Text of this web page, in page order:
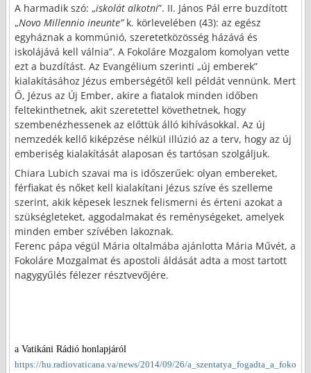
A harmadik szó: „iskolát alkotni”. II. János Pál erre buzdított
„Novo Millennio ineunte”k. körlevelében (43): az egész
egyháznak a kommúnió, szeretetközösség házává és
iskolájává kell válnia”. A Fokoláre Mozgalom komolyan vette
ezt a buzdítást. Az Evangélium szerinti „új emberek”
kialakításához Jézus emberségétől kell példát vennünk. Mert
Ő, Jézus az Új Ember, akire a fiatalok minden időben
feltekinthetnek, akit szeretettel követhetnek, hogy
szembenézhessenek az előttük álló kihívásokkal. Az új
nemzedék kellő kiképzése nélkül illúzió az a terv, hogy az új
emberiség kialakítását alaposan és tartósan szolgáljuk.
Chiara Lubich szavai ma is időszerűek: olyan embereket,
férfiakat és nőket kell kialakítani Jézus szíve és szelleme
szerint, akik képesek lesznek felismerni és érteni azokat a
szükségleteket, aggodalmakat és reménységeket, amelyek
minden ember szívében lakoznak.
Ferenc pápa végül Mária oltalmába ajánlotta Mária Művét, a
Fokoláre Mozgalmat és apostoli áldását adta a most tartott
nagygyűlés félezer résztvevőjére.
a Vatikáni Rádió honlapjáról
https://hu.radiovaticana.va/news/2014/09/26/a_szentatya_fogadta_a_foko